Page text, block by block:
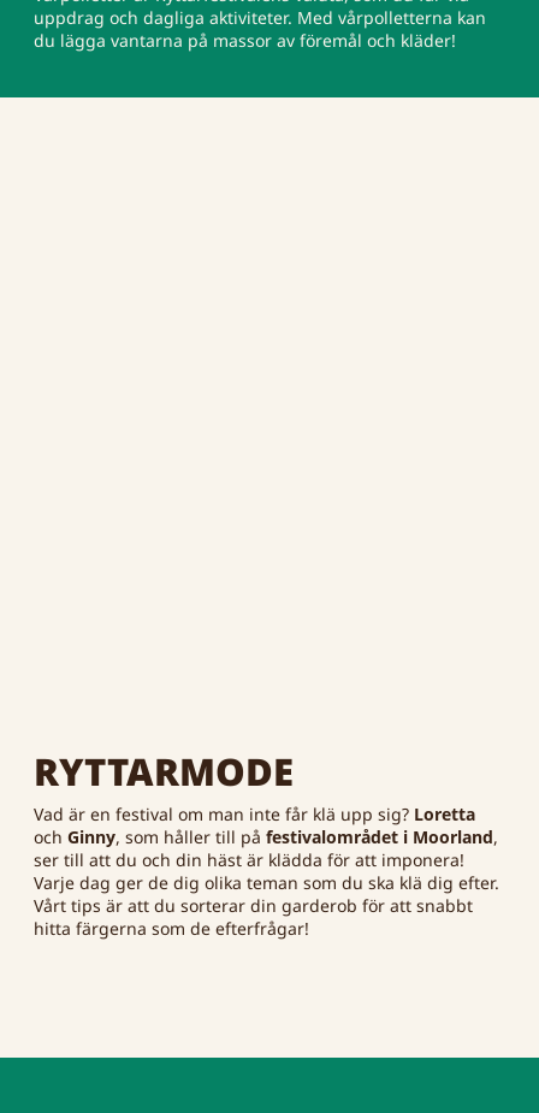
uppdrag och dagliga aktiviteter. Med vårpolletterna kan
du lägga vantarna på massor av föremål och kläder!
RYTTARMODE
Vad är en festival om man inte får klä upp sig? Loretta
och Ginny, som håller till på festivalområdet i Moorland,
ser till att du och din häst är klädda för att imponera!
Varje dag ger de dig olika teman som du ska klä dig efter.
Vårt tips är att du sorterar din garderob för att snabbt
hitta färgerna som de efterfrågar!